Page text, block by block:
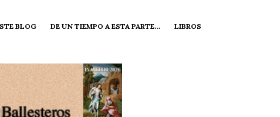
BLOG DE UN TIEMPO A ESTA PARTE… LIBROS